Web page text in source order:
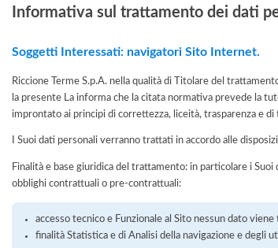
Informativa sul trattamento dei dati
Soggetti Interessati: navigatori Sito Internet.
Riccione Terme S.p.A. nella qualità di Titolare del
la presente La informa che la citata normativa prevede la
improntato ai principi di correttezza, liceità, trasparenza e
I Suoi dati personali verranno trattati in accordo alle
Finalità e base giuridica del trattamento: in particolare i
obblighi contrattuali o pre-contrattuali:
accesso tecnico e Funzionale al Sito nessun dato
finalità Statistica e di Analisi della navigazione e degli